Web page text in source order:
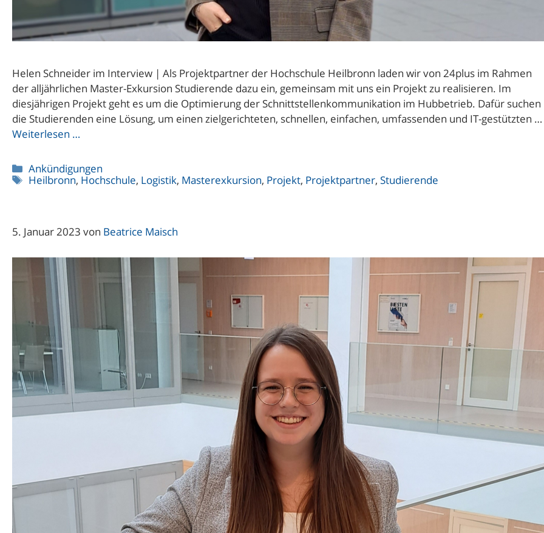
Helen Schneider im Interview | Als Projektpartner der Hochschule Heilbronn laden wir von 24plus im Rahmen
der alljährlichen Master-Exkursion Studierende dazu ein, gemeinsam mit uns ein Projekt zu realisieren. Im
diesjährigen Projekt geht es um die Optimierung der Schnittstellenkommunikation im Hubbetrieb. Dafür suchen
die Studierenden eine Lösung, um einen zielgerichteten, schnellen, einfachen, umfassenden und IT-gestützten …
Weiterlesen …
Kategorien
Ankündigungen
Schlagwörter
Heilbronn, Hochschule, Logistik, Masterexkursion, Projekt, Projektpartner, Studierende
5. Januar 2023 von Beatrice Maisch